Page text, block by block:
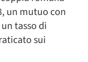
un mutuo con
tasso di
sui